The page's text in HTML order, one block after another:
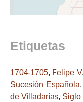
Etiquetas
1704-1705, Felipe V
Sucesión Española,
de Villadarías, Siglo